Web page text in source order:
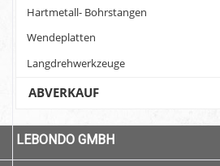
Hartmetall- Bohrstangen
Wendeplatten
Langdrehwerkzeuge
ABVERKAUF
LEBONDO GMBH